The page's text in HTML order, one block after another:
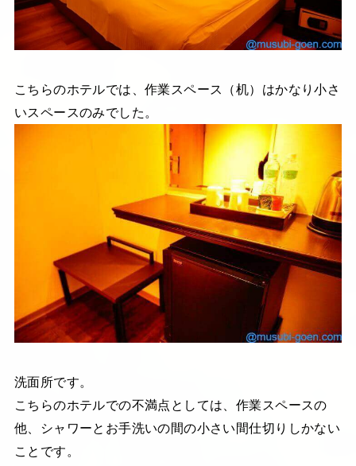
こちらのホテルでは、作業スペース（机）はかなり小さ
いスペースのみでした。
洗面所です。
こちらのホテルでの不満点としては、作業スペースの
他、シャワーとお手洗いの間の小さい間仕切りしかない
ことです。